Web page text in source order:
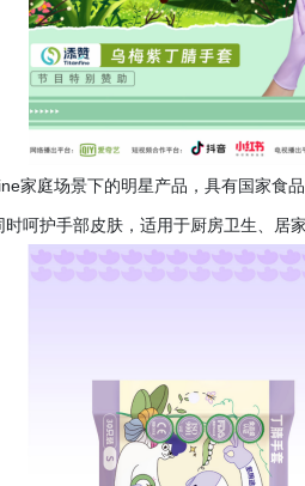
家庭场景下的明星产品，具有国家食
时呵护手部皮肤，适用于厨房卫生、居